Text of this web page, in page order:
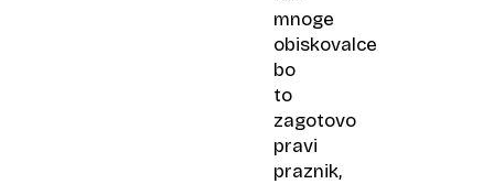
mnoge
obiskovalce
bo
to
zagotovo
pravi
praznik,